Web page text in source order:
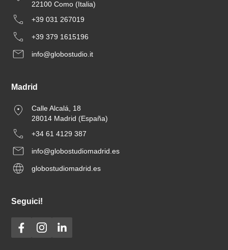
22100 Como (Italia)
+39 031 267019
+39 379 1615196
info@globostudio.it
Madrid
Calle Alcalá, 18
28014 Madrid (España)
+34 61 4129 387
info@globostudiomadrid.es
globostudiomadrid.es
Seguici!